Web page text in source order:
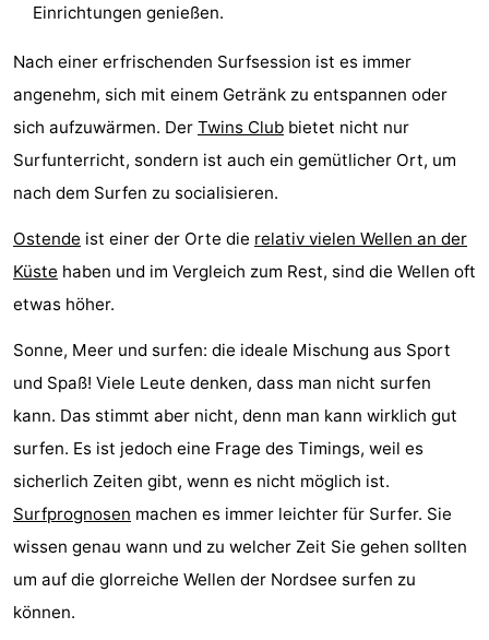
Rundfahrten
-
Spielplätze
Indoor-
-
Minigolfplätze
Wellness-
Zentren
Dörfer
&
Städte
Natur
Sport
-
Schwimmbader
-
Radfahren
-
Wandern
-
Einrichtungen genießen.
Nach einer erfrischenden Surfsession ist es immer
angenehm, sich mit einem Getränk zu entspannen oder
sich aufzuwärmen. Der Twins Club bietet nicht nur
Surfunterricht, sondern ist auch ein gemütlicher Ort, um
nach dem Surfen zu socialisieren.
Ostende ist einer der Orte die relativ vielen Wellen an der
Küste haben und im Vergleich zum Rest, sind die Wellen oft
etwas höher.
Sonne, Meer und surfen: die ideale Mischung aus Sport
und Spaß! Viele Leute denken, dass man nicht surfen
kann. Das stimmt aber nicht, denn man kann wirklich gut
surfen. Es ist jedoch eine Frage des Timings, weil es
sicherlich Zeiten gibt, wenn es nicht möglich ist.
Surfprognosen machen es immer leichter für Surfer. Sie
wissen genau wann und zu welcher Zeit Sie gehen sollten
um auf die glorreiche Wellen der Nordsee surfen zu
können.